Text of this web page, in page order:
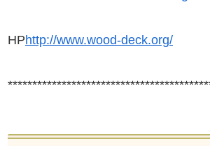
HPhttp://www.wood-deck.org/